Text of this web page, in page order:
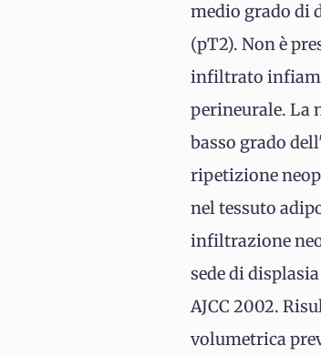
medio grado di
(pT2). Non è
infiltrato
perineurale. La
basso grado
ripetizione
nel tessuto
infiltrazione
sede di
AJCC 2002.
volumetrica